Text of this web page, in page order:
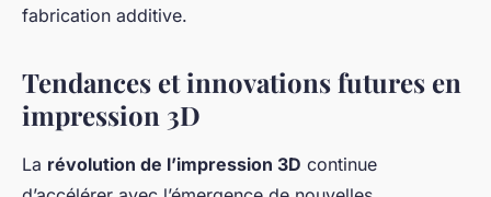
fabrication additive.
Tendances et innovations futures en
impression 3D
La révolution de l’impression 3D continue